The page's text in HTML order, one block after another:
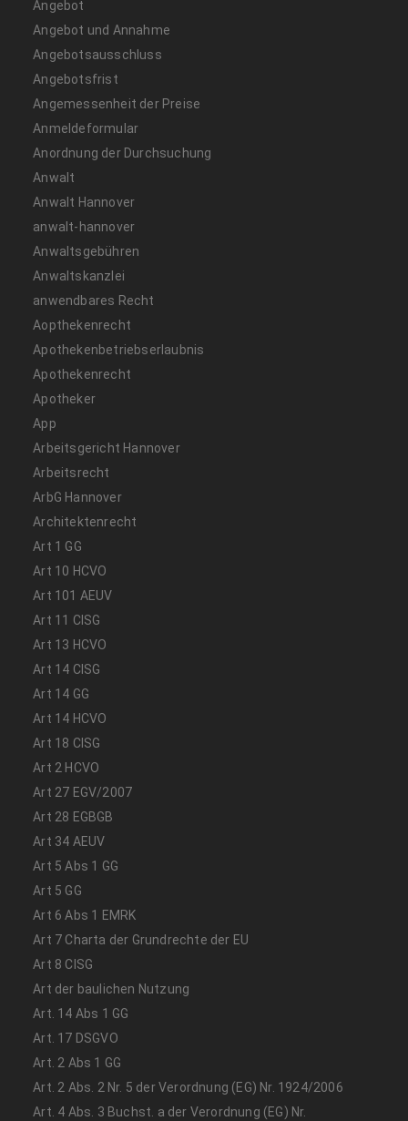
Angebot
Angebot und Annahme
Angebotsausschluss
Angebotsfrist
Angemessenheit der Preise
Anmeldeformular
Anordnung der Durchsuchung
Anwalt
Anwalt Hannover
anwalt-hannover
Anwaltsgebühren
Anwaltskanzlei
anwendbares Recht
Aopthekenrecht
Apothekenbetriebserlaubnis
Apothekenrecht
Apotheker
App
Arbeitsgericht Hannover
Arbeitsrecht
ArbG Hannover
Architektenrecht
Art 1 GG
Art 10 HCVO
Art 101 AEUV
Art 11 CISG
Art 13 HCVO
Art 14 CISG
Art 14 GG
Art 14 HCVO
Art 18 CISG
Art 2 HCVO
Art 27 EGV/2007
Art 28 EGBGB
Art 34 AEUV
Art 5 Abs 1 GG
Art 5 GG
Art 6 Abs 1 EMRK
Art 7 Charta der Grundrechte der EU
Art 8 CISG
Art der baulichen Nutzung
Art. 14 Abs 1 GG
Art. 17 DSGVO
Art. 2 Abs 1 GG
Art. 2 Abs. 2 Nr. 5 der Verordnung (EG) Nr. 1924/2006
Art. 4 Abs. 3 Buchst. a der Verordnung (EG) Nr.